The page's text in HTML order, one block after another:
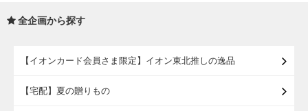
全企画から探す
【イオンカード会員さま限定】イオン東北推しの逸品
【宅配】夏の贈りもの